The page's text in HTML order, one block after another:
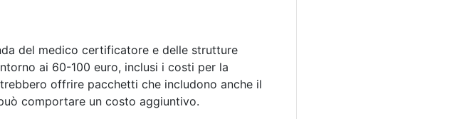
del medico certificatore e delle strutture
ai 60-100 euro, inclusi i costi per la
offrire pacchetti che includono anche il
comportare un costo aggiuntivo.